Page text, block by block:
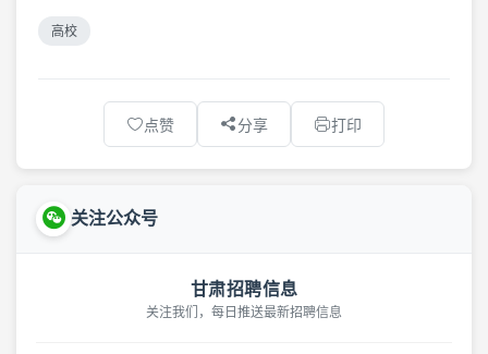
高校
点赞 分享 打印
关注公众号
甘肃招聘信息
关注我们，每日推送最新招聘信息